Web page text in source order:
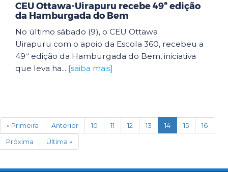
CEU Ottawa-Uirapuru recebe 49ª edição
da Hamburgada do Bem
No último sábado (9), o CEU Ottawa
Uirapuru com o apoio da Escola 360, recebeu a
49ª edição da Hamburgada do Bem, iniciativa
que leva ha... [saiba mais]
« Primeira Anterior 10 11 12 13 14(current)
15
16
Próxima
Última »